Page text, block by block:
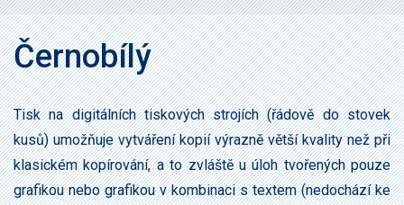
Černobílý
Tisk na digitálních tiskových strojích (řádově do stovek
kusů) umožňuje vytváření kopií výrazně větší kvality než při
klasickém kopírování, a to zvláště u úloh tvořených pouze
grafikou nebo grafikou v kombinaci s textem (nedochází ke